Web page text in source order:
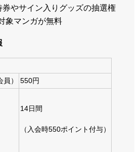
券やサイン入りグッズの抽選権
象マンガが無料
）
550円
14日間
（入会時550ポイント付与）